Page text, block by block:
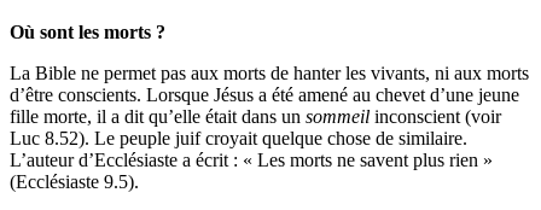
Où sont les morts ?
La Bible ne permet pas aux morts de hanter les vivants, ni aux morts
d’être conscients. Lorsque Jésus a été amené au chevet d’une jeune
fille morte, il a dit qu’elle était dans un sommeil inconscient (voir
Luc 8.52). Le peuple juif croyait quelque chose de similaire.
L’auteur d’Ecclésiaste a écrit : « Les morts ne savent plus rien »
(Ecclésiaste 9.5).